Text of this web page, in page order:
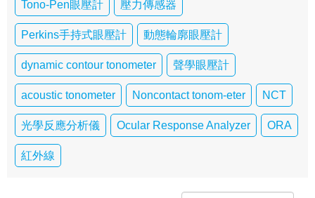
Tono-Pen眼壓計 壓力傳感器
Perkins手持式眼壓計 動態輪廓眼壓計
dynamic contour tonometer 聲學眼壓計
acoustic tonometer Noncontact tonom-eter NCT
光學反應分析儀 Ocular Response Analyzer ORA
紅外線